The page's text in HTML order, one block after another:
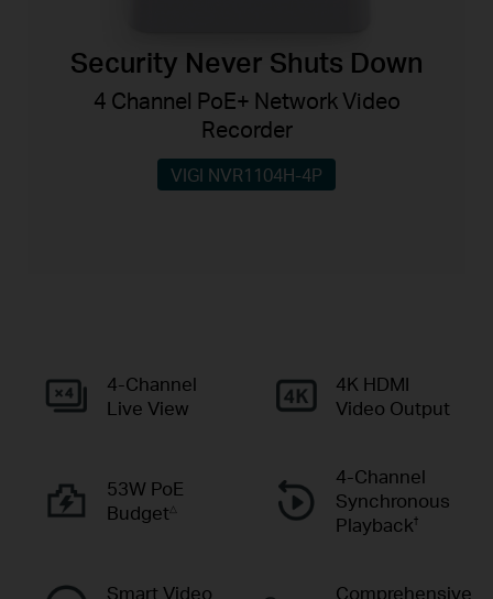
Security Never Shuts Down
VIGI NVR1104H-4P
4 Channel PoE+ Network Video
Recorder
4-Channel
Live View
4K HDMI
Video Output
53W PoE
Budget △
4-Channel
Synchronous
Playback†
Smart Video Comprehensive